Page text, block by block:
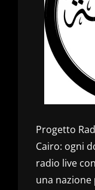
Progetto
Cairo: ogni
radio live
una nazione